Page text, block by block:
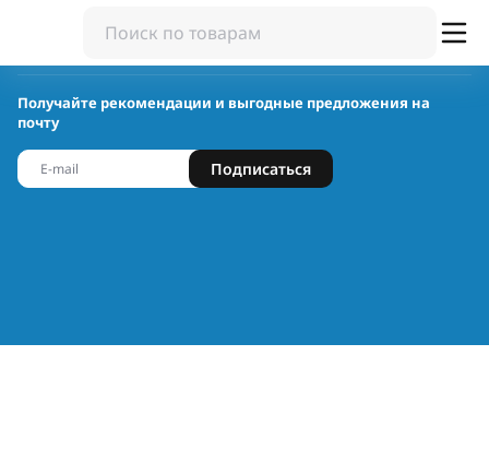
Получайте рекомендации и выгодные предложения на
почту
Подписаться